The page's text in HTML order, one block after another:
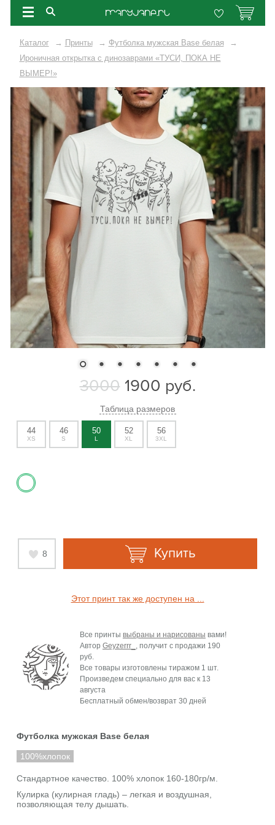
Каталог → Принты → Футболка мужская Base белая
→
Ироничная открытка с динозаврами «ТУСИ, ПОКА НЕ
ВЫМЕР!»
3000 1900 руб.
Таблица размеров
44
XS
46
S
50
L
52
XL
56
3XL
8 Купить
Этот принт так же доступен на ...
Все принты выбраны и нарисованы вами!
Автор Geyzerrr_ , получит с продажи 190
руб.
Все товары изготовлены тиражом 1 шт.
Произведем специально для вас к 13
августа
Бесплатный обмен/возврат 30 дней
Футболка мужская Base белая
100%хлопок
Стандартное качество. 100% хлопок 160-180гр/м.
Кулирка (кулирная гладь) – легкая и воздушная,
позволяющая телу дышать.